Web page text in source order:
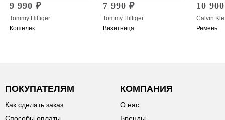
9 990 ₽
Tommy Hilfiger
Кошелек
7 990 ₽
Tommy Hilfiger
Визитница
10
Calvin
Ремень
ПОКУПАТЕЛЯМ
Как сделать заказ
КОМПАНИЯ
О нас